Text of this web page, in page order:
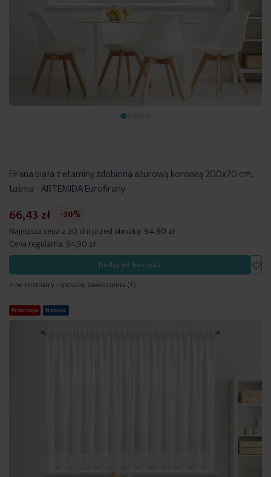
Firana biała z etaminy zdobiona ażurową koronką 200x70 cm,
taśma - ARTEMIDA Eurofirany
66,43 zł
-30%
Najniższa cena z 30 dni przed obniżką: 94,90 zł
Cena regularna: 94,90 zł
Dodaj do koszyka
Inne rozmiary i sposoby zawieszenia (5)
Promocja Nowość